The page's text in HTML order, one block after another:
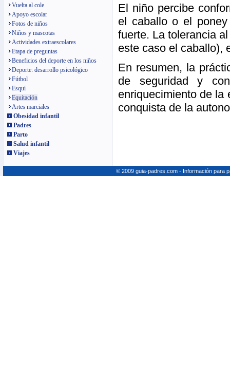
Vuelta al cole
Apoyo escolar
Fotos de niños
Niños y mascotas
Actividades extraescolares
Etapa de preguntas
Beneficios del deporte en los niños
Deporte: desarrollo psicológico
Fútbol
Esquí
Equitación
Artes marciales
Obesidad infantil
Padres
Parto
Salud infantil
Viajes
El niño percibe
el caballo o el
fuerte. La tolerancia
este caso el caballo),
En resumen, la
de seguridad y
enriquecimiento de la
conquista de la
© 2009 guia-padres.com - Información para